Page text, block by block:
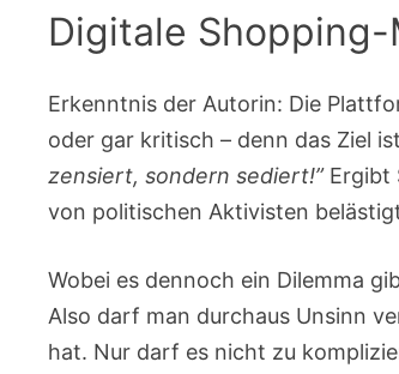
Digitale Shopping-
Erkenntnis der Autorin: Die
oder gar kritisch – denn das Ziel
zensiert, sondern sediert!”Ergibt
von politischen Aktivisten
Wobei es dennoch ein Dilemma
Also darf man durchaus Unsinn
hat. Nur darf es nicht zu